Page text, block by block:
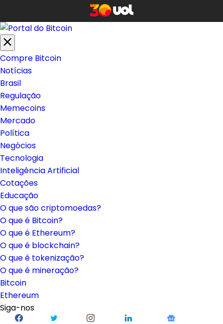
Compre Bitcoin
Notícias
Brasil
Regulação
Memecoins
Mercado
Política
Negócios
Tecnologia
Inteligência Artificial
Cotações
Educação
O que são criptomoedas?
O que é Bitcoin?
O que é Ethereum?
O que é blockchain?
O que é tokenização?
O que é mineração?
Bitcoin
Ethereum
Siga-nos